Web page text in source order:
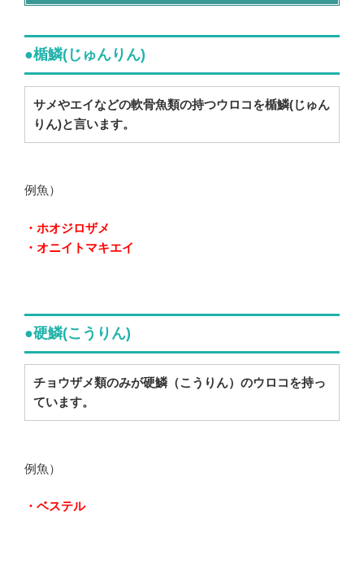
●楯鱗(じゅんりん)
サメやエイなどの軟骨魚類の持つウロコを楯鱗(じゅん
りん)と言います。
例魚）
・ホオジロザメ
・オニイトマキエイ
●硬鱗(こうりん)
チョウザメ類のみが硬鱗（こうりん）のウロコを持っ
ています。
例魚）
・ベステル